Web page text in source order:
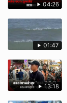
04:26
01:47
13:18